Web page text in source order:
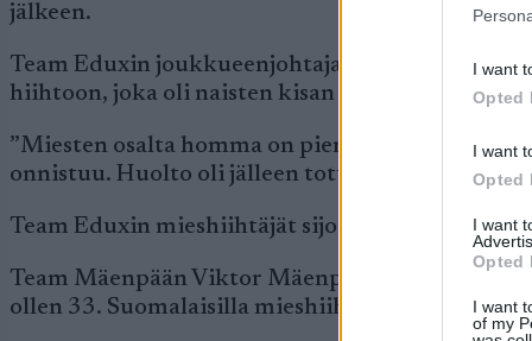
I want
Opted
I want
Opted
I want
Opted
I want
of my
jälkeen.
Team Eduxin joukkueenjohtaja ja hiihtäjä Olli
hiihtoon, joka oli naisten kisan 16. Tiimin
”Miesten osalta homma on pienestä kiinni,
onnistuu. Huolto oli jälleen totuttuun tapaan
Team Eduxin mieshiihtäjät sijoittuivat kisassa
Team Mäenpään Viktor Mäenpää oli ollut
ollen 33. Suomalaisilla mieshiihtäjillä oli siis